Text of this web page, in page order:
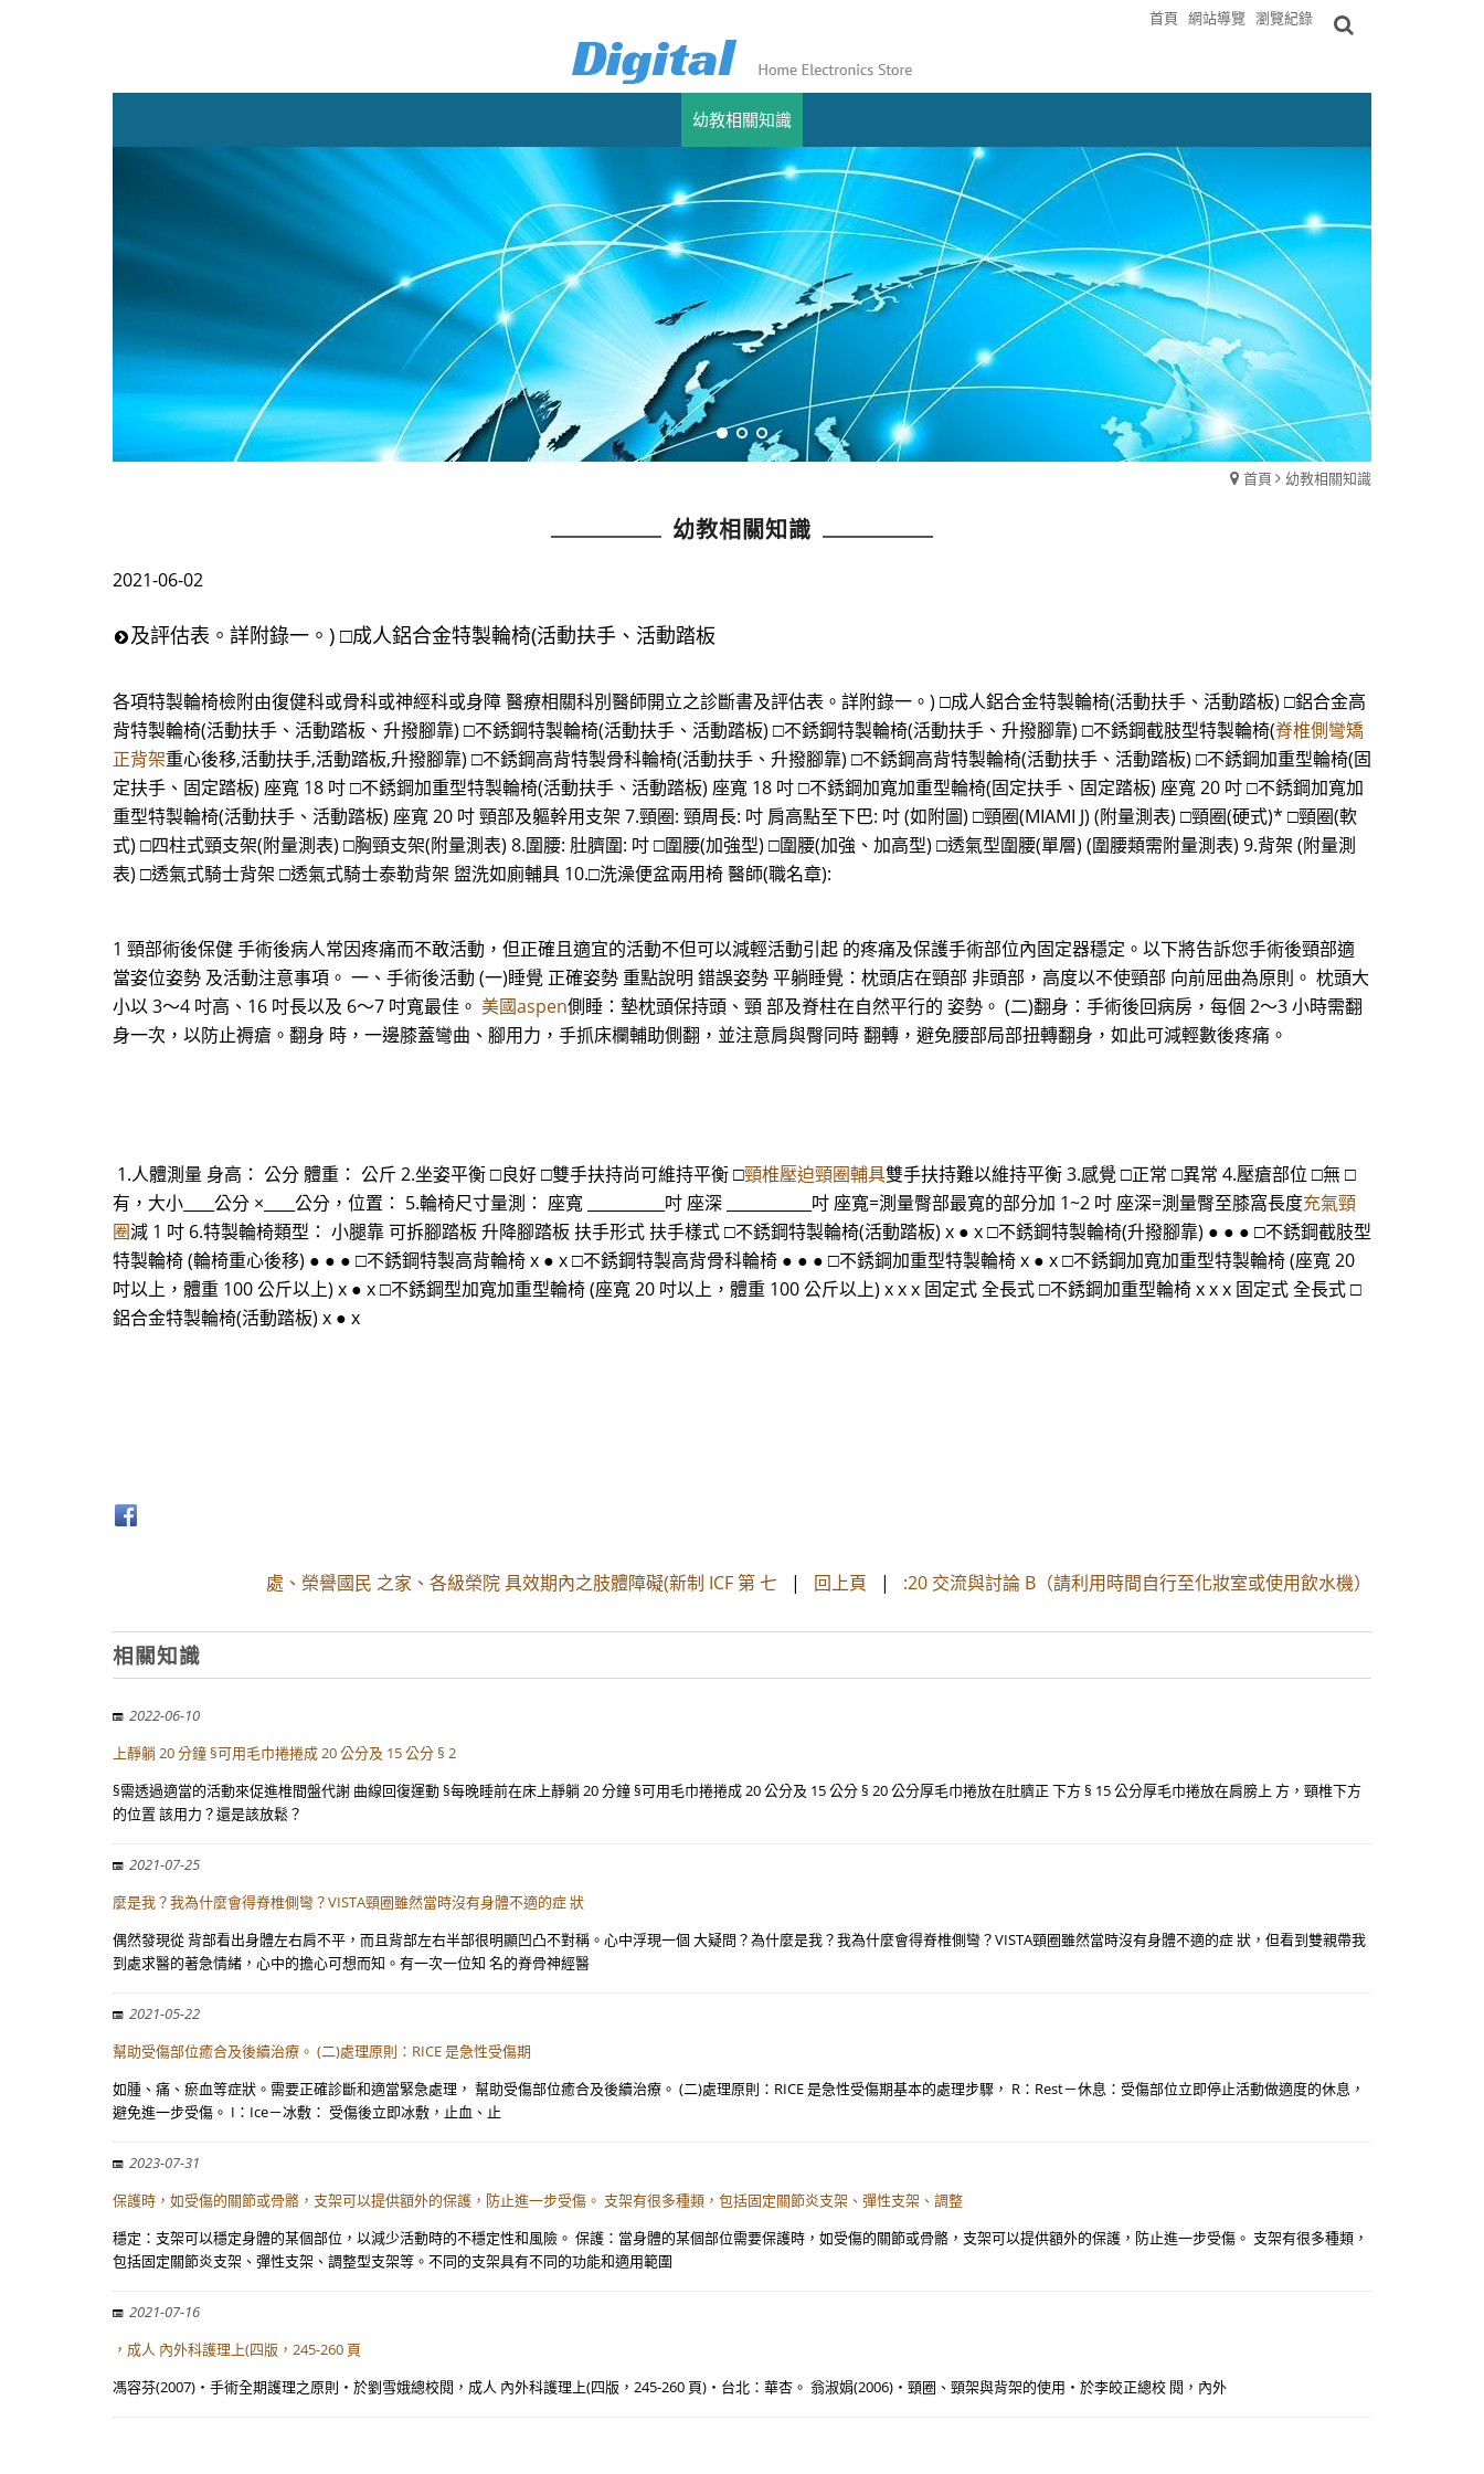
首頁 網站導覽 瀏覽紀錄
幼教相關知識
首頁 幼教相關知識
幼教相關知識
2021-06-02
及評估表。詳附錄一。) □成人鋁合金特製輪椅(活動扶手、活動踏板
各項特製輪椅檢附由復健科或骨科或神經科或身障 醫療相關科別醫師開立之診斷書及評估表。詳附錄一。) □成人鋁合金特製輪椅(活動扶手、活動踏板) □鋁合金高
背特製輪椅(活動扶手、活動踏板、升撥腳靠) □不銹鋼特製輪椅(活動扶手、活動踏板) □不銹鋼特製輪椅(活動扶手、升撥腳靠) □不銹鋼截肢型特製輪椅(脊椎側彎矯
正背架重心後移,活動扶手,活動踏板,升撥腳靠) □不銹鋼高背特製骨科輪椅(活動扶手、升撥腳靠) □不銹鋼高背特製輪椅(活動扶手、活動踏板) □不銹鋼加重型輪椅(固
定扶手、固定踏板) 座寬 18 吋 □不銹鋼加重型特製輪椅(活動扶手、活動踏板) 座寬 18 吋 □不銹鋼加寬加重型輪椅(固定扶手、固定踏板) 座寬 20 吋 □不銹鋼加寬加
重型特製輪椅(活動扶手、活動踏板) 座寬 20 吋 頸部及軀幹用支架 7.頸圈: 頸周長: 吋 肩高點至下巴: 吋 (如附圖) □頸圈(MIAMI J) (附量測表) □頸圈(硬式)* □頸圈(軟
式) □四柱式頸支架(附量測表) □胸頸支架(附量測表) 8.圍腰: 肚臍圍: 吋 □圍腰(加強型) □圍腰(加強、加高型) □透氣型圍腰(單層) (圍腰類需附量測表) 9.背架 (附量測
表) □透氣式騎士背架 □透氣式騎士泰勒背架 盥洗如廁輔具 10.□洗澡便盆兩用椅 醫師(職名章):
1 頸部術後保健 手術後病人常因疼痛而不敢活動，但正確且適宜的活動不但可以減輕活動引起 的疼痛及保護手術部位內固定器穩定。以下將告訴您手術後頸部適
當姿位姿勢 及活動注意事項。 一、手術後活動 (一)睡覺 正確姿勢 重點說明 錯誤姿勢 平躺睡覺：枕頭店在頸部 非頭部，高度以不使頸部 向前屈曲為原則。 枕頭大
小以 3～4 吋高、16 吋長以及 6～7 吋寬最佳。 美國aspen側睡：墊枕頭保持頭、頸 部及脊柱在自然平行的 姿勢。 (二)翻身：手術後回病房，每個 2～3 小時需翻
身一次，以防止褥瘡。翻身 時，一邊膝蓋彎曲、腳用力，手抓床欄輔助側翻，並注意肩與臀同時 翻轉，避免腰部局部扭轉翻身，如此可減輕數後疼痛。
1.人體測量 身高： 公分 體重： 公斤 2.坐姿平衡 □良好 □雙手扶持尚可維持平衡 □頸椎壓迫頸圈輔具雙手扶持難以維持平衡 3.感覺 □正常 □異常 4.壓瘡部位 □無 □
有，大小____公分 ×____公分，位置： 5.輪椅尺寸量測： 座寬 __________吋 座深 ___________吋 座寬=測量臀部最寬的部分加 1~2 吋 座深=測量臀至膝窩長度充氣頸
圈減 1 吋 6.特製輪椅類型： 小腿靠 可拆腳踏板 升降腳踏板 扶手形式 扶手樣式 □不銹鋼特製輪椅(活動踏板) x ● x □不銹鋼特製輪椅(升撥腳靠) ● ● ● □不銹鋼截肢型
特製輪椅 (輪椅重心後移) ● ● ● □不銹鋼特製高背輪椅 x ● x □不銹鋼特製高背骨科輪椅 ● ● ● □不銹鋼加重型特製輪椅 x ● x □不銹鋼加寬加重型特製輪椅 (座寬 20
吋以上，體重 100 公斤以上) x ● x □不銹鋼型加寬加重型輪椅 (座寬 20 吋以上，體重 100 公斤以上) x x x 固定式 全長式 □不銹鋼加重型輪椅 x x x 固定式 全長式 □
鋁合金特製輪椅(活動踏板) x ● x
處、榮譽國民 之家、各級榮院 具效期內之肢體障礙(新制 ICF 第 七 | 回上頁 | :20 交流與討論 B（請利用時間自行至化妝室或使用飲水機）
相關知識
2022-06-10
上靜躺 20 分鐘 §可用毛巾捲捲成 20 公分及 15 公分 § 2
§需透過適當的活動來促進椎間盤代謝 曲線回復運動 §每晚睡前在床上靜躺 20 分鐘 §可用毛巾捲捲成 20 公分及 15 公分 § 20 公分厚毛巾捲放在肚臍正 下方 § 15 公分厚毛巾捲放在肩膀上 方，頸椎下方
的位置 該用力？還是該放鬆？
2021-07-25
麼是我？我為什麼會得脊椎側彎？VISTA頸圈雖然當時沒有身體不適的症 狀
偶然發現從 背部看出身體左右肩不平，而且背部左右半部很明顯凹凸不對稱。心中浮現一個 大疑問？為什麼是我？我為什麼會得脊椎側彎？VISTA頸圈雖然當時沒有身體不適的症 狀，但看到雙親帶我
到處求醫的著急情緒，心中的擔心可想而知。有一次一位知 名的脊骨神經醫
2021-05-22
幫助受傷部位癒合及後續治療。 (二)處理原則：RICE 是急性受傷期
如腫、痛、瘀血等症狀。需要正確診斷和適當緊急處理， 幫助受傷部位癒合及後續治療。 (二)處理原則：RICE 是急性受傷期基本的處理步驟， R：Rest－休息：受傷部位立即停止活動做適度的休息，
避免進一步受傷。 I：Ice－冰敷： 受傷後立即冰敷，止血、止
2023-07-31
保護時，如受傷的關節或骨骼，支架可以提供額外的保護，防止進一步受傷。 支架有很多種類，包括固定關節炎支架、彈性支架、調整
穩定：支架可以穩定身體的某個部位，以減少活動時的不穩定性和風險。 保護：當身體的某個部位需要保護時，如受傷的關節或骨骼，支架可以提供額外的保護，防止進一步受傷。 支架有很多種類，
包括固定關節炎支架、彈性支架、調整型支架等。不同的支架具有不同的功能和適用範圍
2021-07-16
，成人 內外科護理上(四版，245-260 頁
馮容芬(2007)‧手術全期護理之原則‧於劉雪娥總校閱，成人 內外科護理上(四版，245-260 頁)‧台北：華杏。 翁淑娟(2006)‧頸圈、頸架與背架的使用‧於李皎正總校 閱，內外